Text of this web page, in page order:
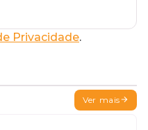
Privacidade.
Ver mais